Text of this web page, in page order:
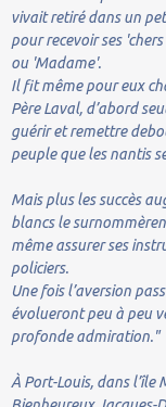
vivait retiré dans un
pour recevoir ses
ou 'Madame'.
Il fit même pour eux
Père Laval, d’abord
guérir et remettre
peuple que les nantis
Mais plus les succès
blancs le
même assurer ses
policiers.
Une fois l’aversion
évolueront peu à peu
profonde admiration."
À Port-Louis, dans l’île